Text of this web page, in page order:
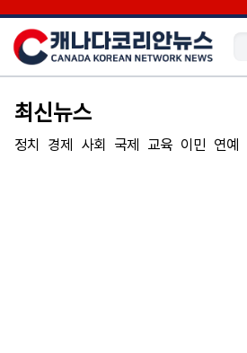
최신뉴스
정치 경제 사회 국제 교육 이민 연예